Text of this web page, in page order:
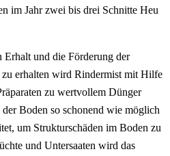
im Jahr zwei bis drei Schnitte Heu
Erhalt und die Förderung der
erhalten wird Rindermist mit Hilfe
zu wertvollem Dünger
Boden so schonend wie möglich
um Strukturschäden im Boden zu
und Untersaaten wird das